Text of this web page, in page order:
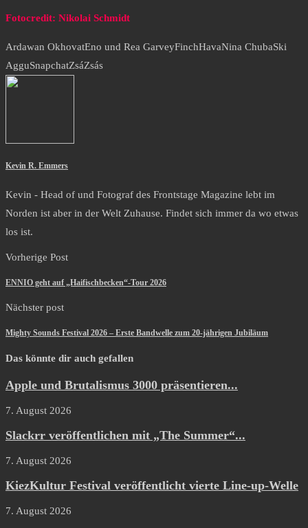
Fotocredit: Nikolai Schmidt
Ardawan OkhovatEno und Rea GarveyFinchHavaNina ChubaSki
AgguSnapchatZsáZsás
Kevin R. Emmers
Kevin - Head of und Fotograf des Frontstage Magazine lebt im
Norden ist aber in der Welt Zuhause. Findet sich immer da wo etwas
los ist.
Vorherige Post
ENNIO geht auf „Haifischbecken“-Tour 2026
Nächster post
Mighty Sounds Festival 2026 – Erste Bandwelle zum 20-jährigen Jubiläum
Das könnte dir auch gefallen
Apple und Brutalismus 3000 präsentieren...
7. August 2026
Slackrr veröffentlichen mit „The Summer“...
7. August 2026
KiezKultur Festival veröffentlicht vierte Line-up-Welle
7. August 2026